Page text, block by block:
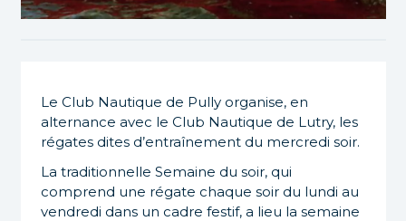
Le Club Nautique de Pully organise, en
alternance avec le Club Nautique de Lutry, les
régates dites d’entraînement du mercredi soir.
La traditionnelle Semaine du soir, qui
comprend une régate chaque soir du lundi au
vendredi dans un cadre festif, a lieu la semaine